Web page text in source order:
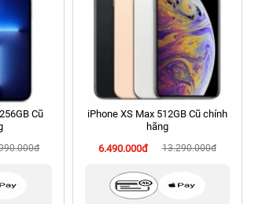
Cũ
iPhone XS Max 512GB Cũ chính
hãng
6.490.000đ
13.290.000đ